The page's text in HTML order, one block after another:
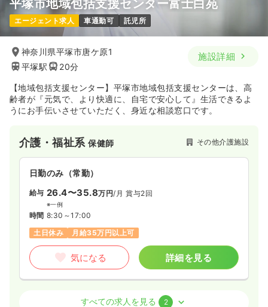
平塚市地域包括支援センター富士白苑
エージェント求人 車通勤可 託児所
神奈川県平塚市唐ケ原1
平塚駅
20分
施設詳細
【地域包括支援センター】平塚市地域包括支援センターは、高
齢者が『元気で、より快適に、自宅で安心して』生活できるよ
うにお手伝いさせていただく、身近な相談窓口です。
介護・福祉系保健師 その他介護施設
日勤のみ（常勤）
給与 26.4〜35.8万円/月 賞与2回
※一例
時間 8:30～17:00
土日休み
月給35万円以上可
気になる 詳細を見る
介護・福祉系正・准看護師
すべての求人を見る 2